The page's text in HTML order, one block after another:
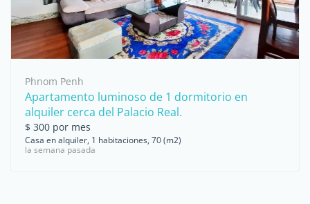
Phnom Penh
Apartamento luminoso de 1 dormitorio en
alquiler cerca del Palacio Real.
$ 300 por mes
Casa en alquiler, 1 habitaciones, 70 (m2)
la semana pasada